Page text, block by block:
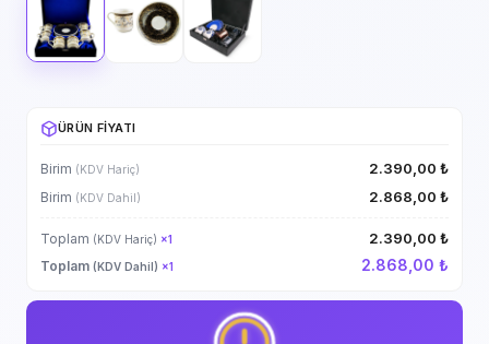
ÜRÜN FIYATI
Birim (KDV Hariç) 2.390,00 ₺
Birim (KDV Dahil) 2.868,00 ₺
Toplam (KDV Hariç) ×1 2.390,00 ₺
Toplam (KDV Dahil) ×1 2.868,00 ₺